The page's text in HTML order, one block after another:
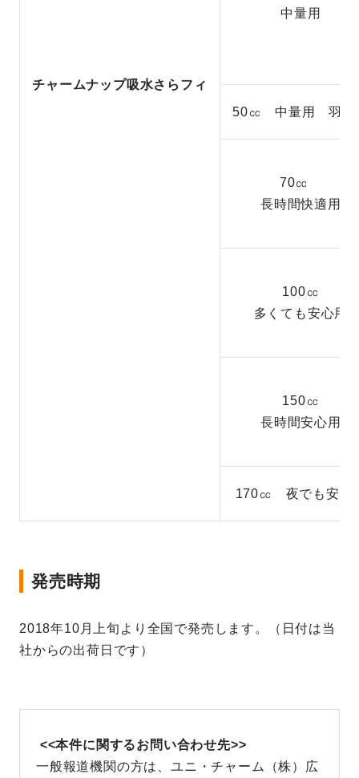
チャームナップ吸水さらフィ
中量用
50㏄ 中量用 羽つ
70㏄
長時間快適用
100㏄
多くても安心用
150㏄
長時間安心用
170㏄ 夜でも安心
発売時期
2018年10月上旬より全国で発売します。（日付は当
社からの出荷日です）
<<本件に関するお問い合わせ先>>
一般報道機関の方は、ユニ・チャーム（株）広